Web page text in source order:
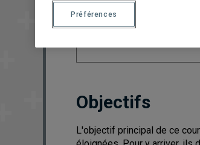
Cycle
Objectifs
L'objectif principal de ce
Préférences